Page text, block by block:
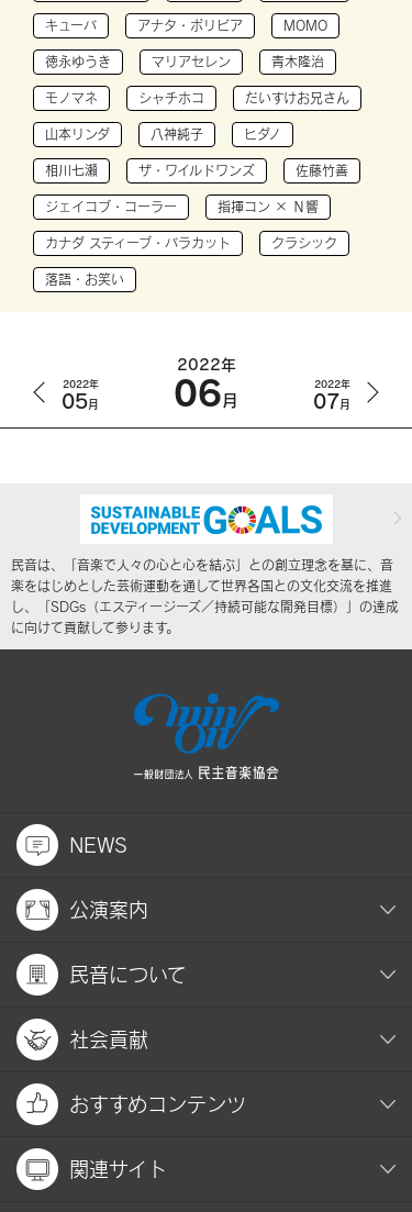
キューバ アナタ・ボリビア MOMO
徳永ゆうき マリアセレン 青木隆治
モノマネ シャチホコ だいすけお兄さん
山本リンダ 八神純子 ヒダノ
相川七瀬 ザ・ワイルドワンズ 佐藤竹善
ジェイコブ・コーラー 指揮コン × Ｎ響
カナダ スティーブ・バラカット クラシック
落語・お笑い
2022年
05月
2022年
06月
2022年
07月
民音は、「音楽で人々の心と心を結ぶ」との創立理念を基に、音
楽をはじめとした芸術運動を通して世界各国との文化交流を推進
し、「SDGs（エスディージーズ／持続可能な開発目標）」の達成
に向けて貢献して参ります。
NEWS
公演案内
民音について
社会貢献
おすすめコンテンツ
関連サイト